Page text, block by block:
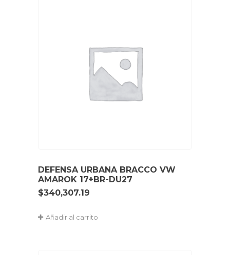
DEFENSA URBANA BRACCO VW
AMAROK 17+BR-DU27
$340,307.19
Añadir al carrito